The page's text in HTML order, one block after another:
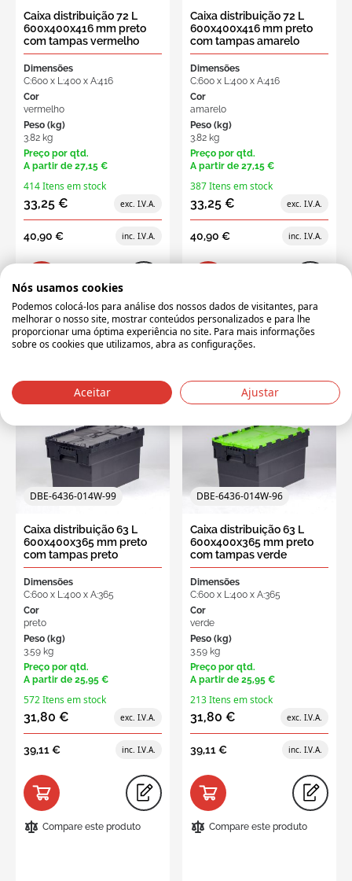
Caixa distribuição 72 L
600x400x416 mm preto
com tampas vermelho
Dimensões
C:600 x L:400 x A:416
Cor
vermelho
Peso (kg)
3.82 kg
Preço por qtd.
A partir de 27,15 €
414 Itens em stock
33,25 €
40,90 €
Compare este produto
Caixa distribuição 72 L
600x400x416 mm preto
com tampas amarelo
Dimensões
C:600 x L:400 x A:416
Cor
amarelo
Peso (kg)
3.82 kg
Preço por qtd.
A partir de 27,15 €
387 Itens em stock
33,25 €
40,90 €
Compare este produto
DBE-6436-014W-99
Caixa distribuição 63 L
600x400x365 mm preto
com tampas preto
Dimensões
C:600 x L:400 x A:365
Cor
preto
Peso (kg)
3.59 kg
Preço por qtd.
A partir de 25,95 €
572 Itens em stock
31,80 €
39,11 €
Compare este produto
DBE-6436-014W-96
Caixa distribuição 63 L
600x400x365 mm preto
com tampas verde
Dimensões
C:600 x L:400 x A:365
Cor
verde
Peso (kg)
3.59 kg
Preço por qtd.
A partir de 25,95 €
213 Itens em stock
31,80 €
39,11 €
Compare este produto
Nós usamos cookies
Podemos colocá-los para análise dos nossos dados de visitantes, para
melhorar o nosso site, mostrar conteúdos personalizados e para lhe
proporcionar uma óptima experiência no site. Para mais informações
sobre os cookies que utilizamos, abra as configurações.
Aceitar Ajustar